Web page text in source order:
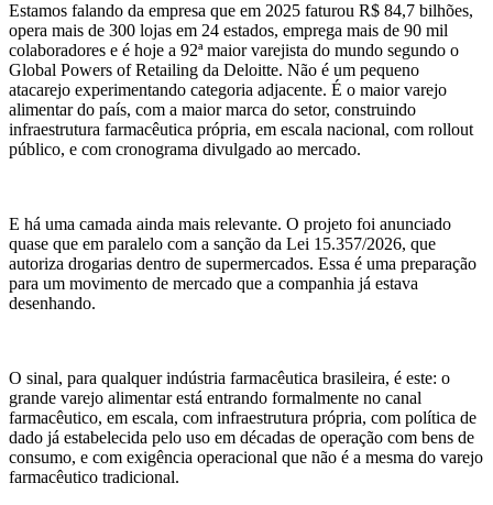
Estamos falando da empresa que em 2025 faturou R$ 84,7 bilhões,
opera mais de 300 lojas em 24 estados, emprega mais de 90 mil
colaboradores e é hoje a 92ª maior varejista do mundo segundo o
Global Powers of Retailing da Deloitte. Não é um pequeno
atacarejo experimentando categoria adjacente. É o maior varejo
alimentar do país, com a maior marca do setor, construindo
infraestrutura farmacêutica própria, em escala nacional, com rollout
público, e com cronograma divulgado ao mercado.
E há uma camada ainda mais relevante. O projeto foi anunciado
quase que em paralelo com a sanção da Lei 15.357/2026, que
autoriza drogarias dentro de supermercados. Essa é uma preparação
para um movimento de mercado que a companhia já estava
desenhando.
O sinal, para qualquer indústria farmacêutica brasileira, é este: o
grande varejo alimentar está entrando formalmente no canal
farmacêutico, em escala, com infraestrutura própria, com política de
dado já estabelecida pelo uso em décadas de operação com bens de
consumo, e com exigência operacional que não é a mesma do varejo
farmacêutico tradicional.